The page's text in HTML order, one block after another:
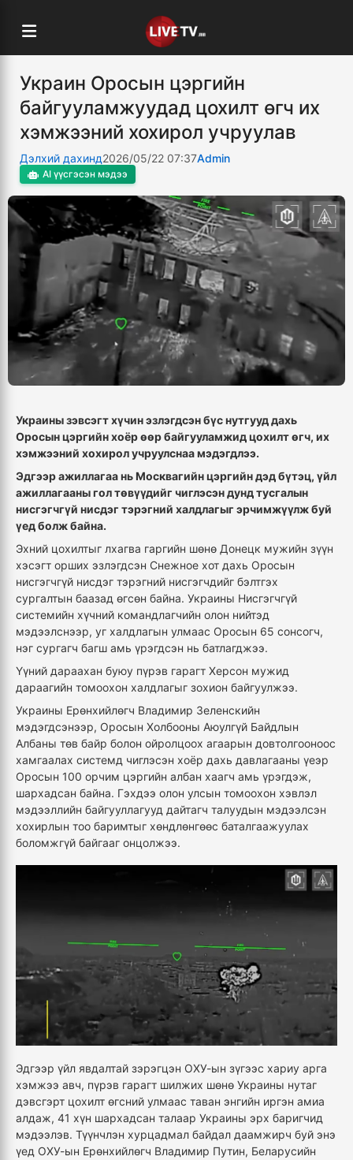
Украин Оросын цэргийн
байгууламжуудад цохилт өгч их
хэмжээний хохирол учруулав
Дэлхий дахинд2026/05/22 07:37Admin
AI үүсгэсэн мэдээ
Украины зэвсэгт хүчин эзлэгдсэн бүс нутгууд дахь
Оросын цэргийн хоёр өөр байгууламжид цохилт өгч, их
хэмжээний хохирол учруулснаа мэдэгдлээ.
Эдгээр ажиллагаа нь Москвагийн цэргийн дэд бүтэц, үйл
ажиллагааны гол төвүүдийг чиглэсэн дунд тусгалын
нисгэгчгүй нисдэг тэрэгний халдлагыг эрчимжүүлж буй
үед болж байна.
Эхний цохилтыг лхагва гаргийн шөнө Донецк мужийн зүүн
хэсэгт орших эзлэгдсэн Снежное хот дахь Оросын
нисгэгчгүй нисдэг тэрэгний нисгэгчдийг бэлтгэх
сургалтын баазад өгсөн байна. Украины Нисгэгчгүй
системийн хүчний командлагчийн олон нийтэд
мэдээлснээр, уг халдлагын улмаас Оросын 65 сонсогч,
нэг сургагч багш амь үрэгдсэн нь батлагджээ.
Үүний дараахан буюу пүрэв гарагт Херсон мужид
дараагийн томоохон халдлагыг зохион байгуулжээ.
Украины Ерөнхийлөгч Владимир Зеленскийн
мэдэгдсэнээр, Оросын Холбооны Аюулгүй Байдлын
Албаны төв байр болон ойролцоох агаарын довтолгооноос
хамгаалах системд чиглэсэн хоёр дахь давлагааны үеэр
Оросын 100 орчим цэргийн албан хаагч амь үрэгдэж,
шархадсан байна. Гэхдээ олон улсын томоохон хэвлэл
мэдээллийн байгууллагууд дайтагч талуудын мэдээлсэн
хохирлын тоо баримтыг хөндлөнгөөс баталгаажуулах
боломжгүй байгааг онцолжээ.
Эдгээр үйл явдалтай зэрэгцэн ОХУ-ын зүгээс хариу арга
хэмжээ авч, пүрэв гарагт шилжих шөнө Украины нутаг
дэвсгэрт цохилт өгсний улмаас таван энгийн иргэн амиа
алдаж, 41 хүн шархадсан талаар Украины эрх баригчид
мэдээлэв. Түүнчлэн хурцадмал байдал даамжирч буй энэ
үед ОХУ-ын Ерөнхийлөгч Владимир Путин, Беларусийн